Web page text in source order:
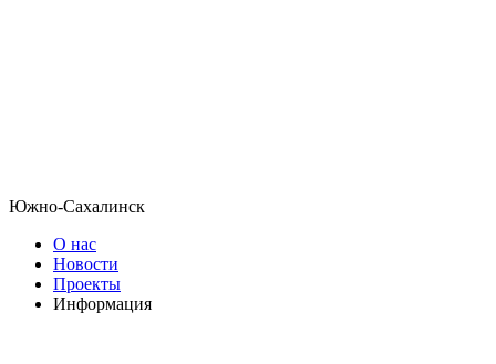
Южно-Сахалинск
О нас
Новости
Проекты
Информация